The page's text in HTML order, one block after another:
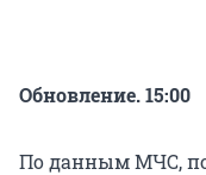
Обновление. 15:00
По данным МЧС,